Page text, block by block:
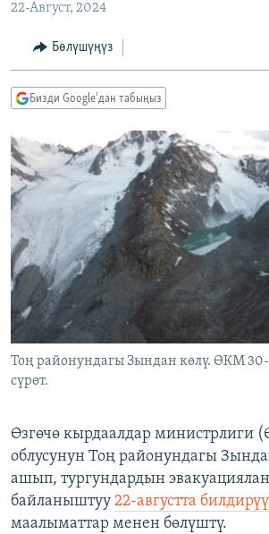
МАДАНИЯТ
ТВ ПРОГРАММАЛАР
БҮГҮН АЗАТТЫКТА
ДАНИСТЕ
ЭЖЕ-СИҢДИЛЕР
АЗАТТЫК+
ЫҢГАЙСЫЗ СУРООЛОР
ПОДКАСТ
ОНЛАЙН ШЕРИНЕ
ЭЕ/АРнун бардык сайттары
22-Август, 2024
Бөлүшүңүз
Бизди Google'дан табыңыз
Тоң районундагы Зындан көлү. ӨКМ
сүрөт.
Өзгөчө кырдаалдар
облусунун Тоң районундагы
ашып, тургундардын
байланыштуу 22-августта
маалыматтар менен бөлүштү.